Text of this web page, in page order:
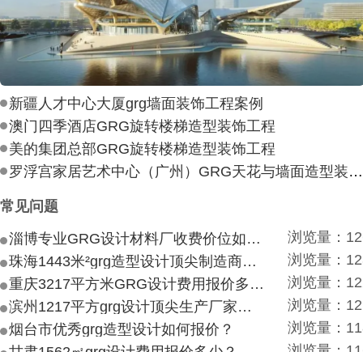
新疆人才中心大厦grg墙面装饰工程案例
澳门四季酒店GRG旋转楼梯造型装饰工程
美的集团总部GRG旋转楼梯造型装饰工程
罗浮宫家居艺术中心（广州）GRG天花与墙面造型装饰工程
常见问题
淄博专业GRG设计材料厂收费价位如何？
浏览量：
珠海1443米²grg造型设计顶尖制造商付费付费多少？
浏览量：
重庆3217平方米GRG设计费用报价多少？
浏览量：
滨州1217平方grg设计顶尖生产厂家价目如何？
浏览量：
烟台市优秀grg造型设计如何报价？
浏览量：